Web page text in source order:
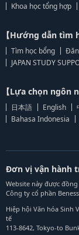
Khoa học tổng hợp
【Hướng dẫn tìm
Tìm học bổng
JAPAN STUDY
【Lựa chọn ngôn
日本語 English
Bahasa Indonesia
Đơn vị vận hành
Website này được
Công ty cổ phần
Hiệp hội Văn hóa Sinh
tế
113-8642, Tokyo-to